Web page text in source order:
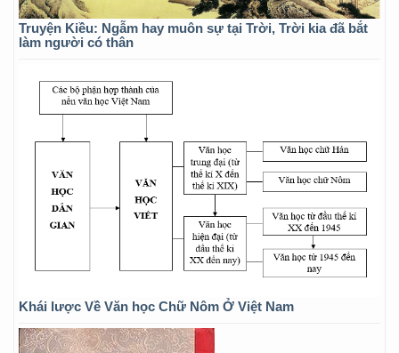
Truyện Kiều: Ngẫm hay muôn sự tại Trời, Trời kia đã bắt
làm người có thân
Khái lược Về Văn học Chữ Nôm Ở Việt Nam